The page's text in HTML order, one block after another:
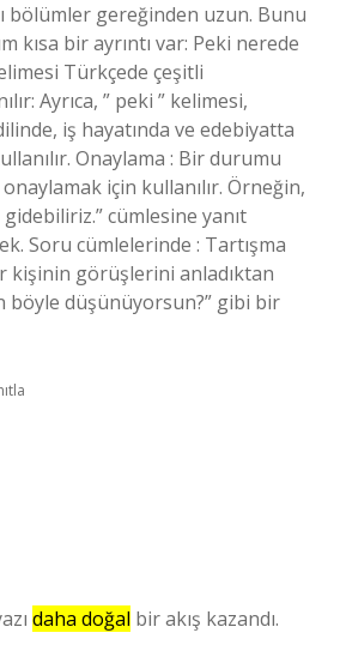
bölümler gereğinden uzun. Bunu
kısa bir ayrıntı var: Peki nerede
Türkçede çeşitli
Ayrıca, ” peki ” kelimesi,
iş hayatında ve edebiyatta
Onaylama : Bir durumu
için kullanılır. Örneğin,
cümlesine yanıt
Soru cümlelerinde : Tartışma
kişinin görüşlerini anladıktan
böyle düşünüyorsun?” gibi bir
daha doğal bir akış kazandı.